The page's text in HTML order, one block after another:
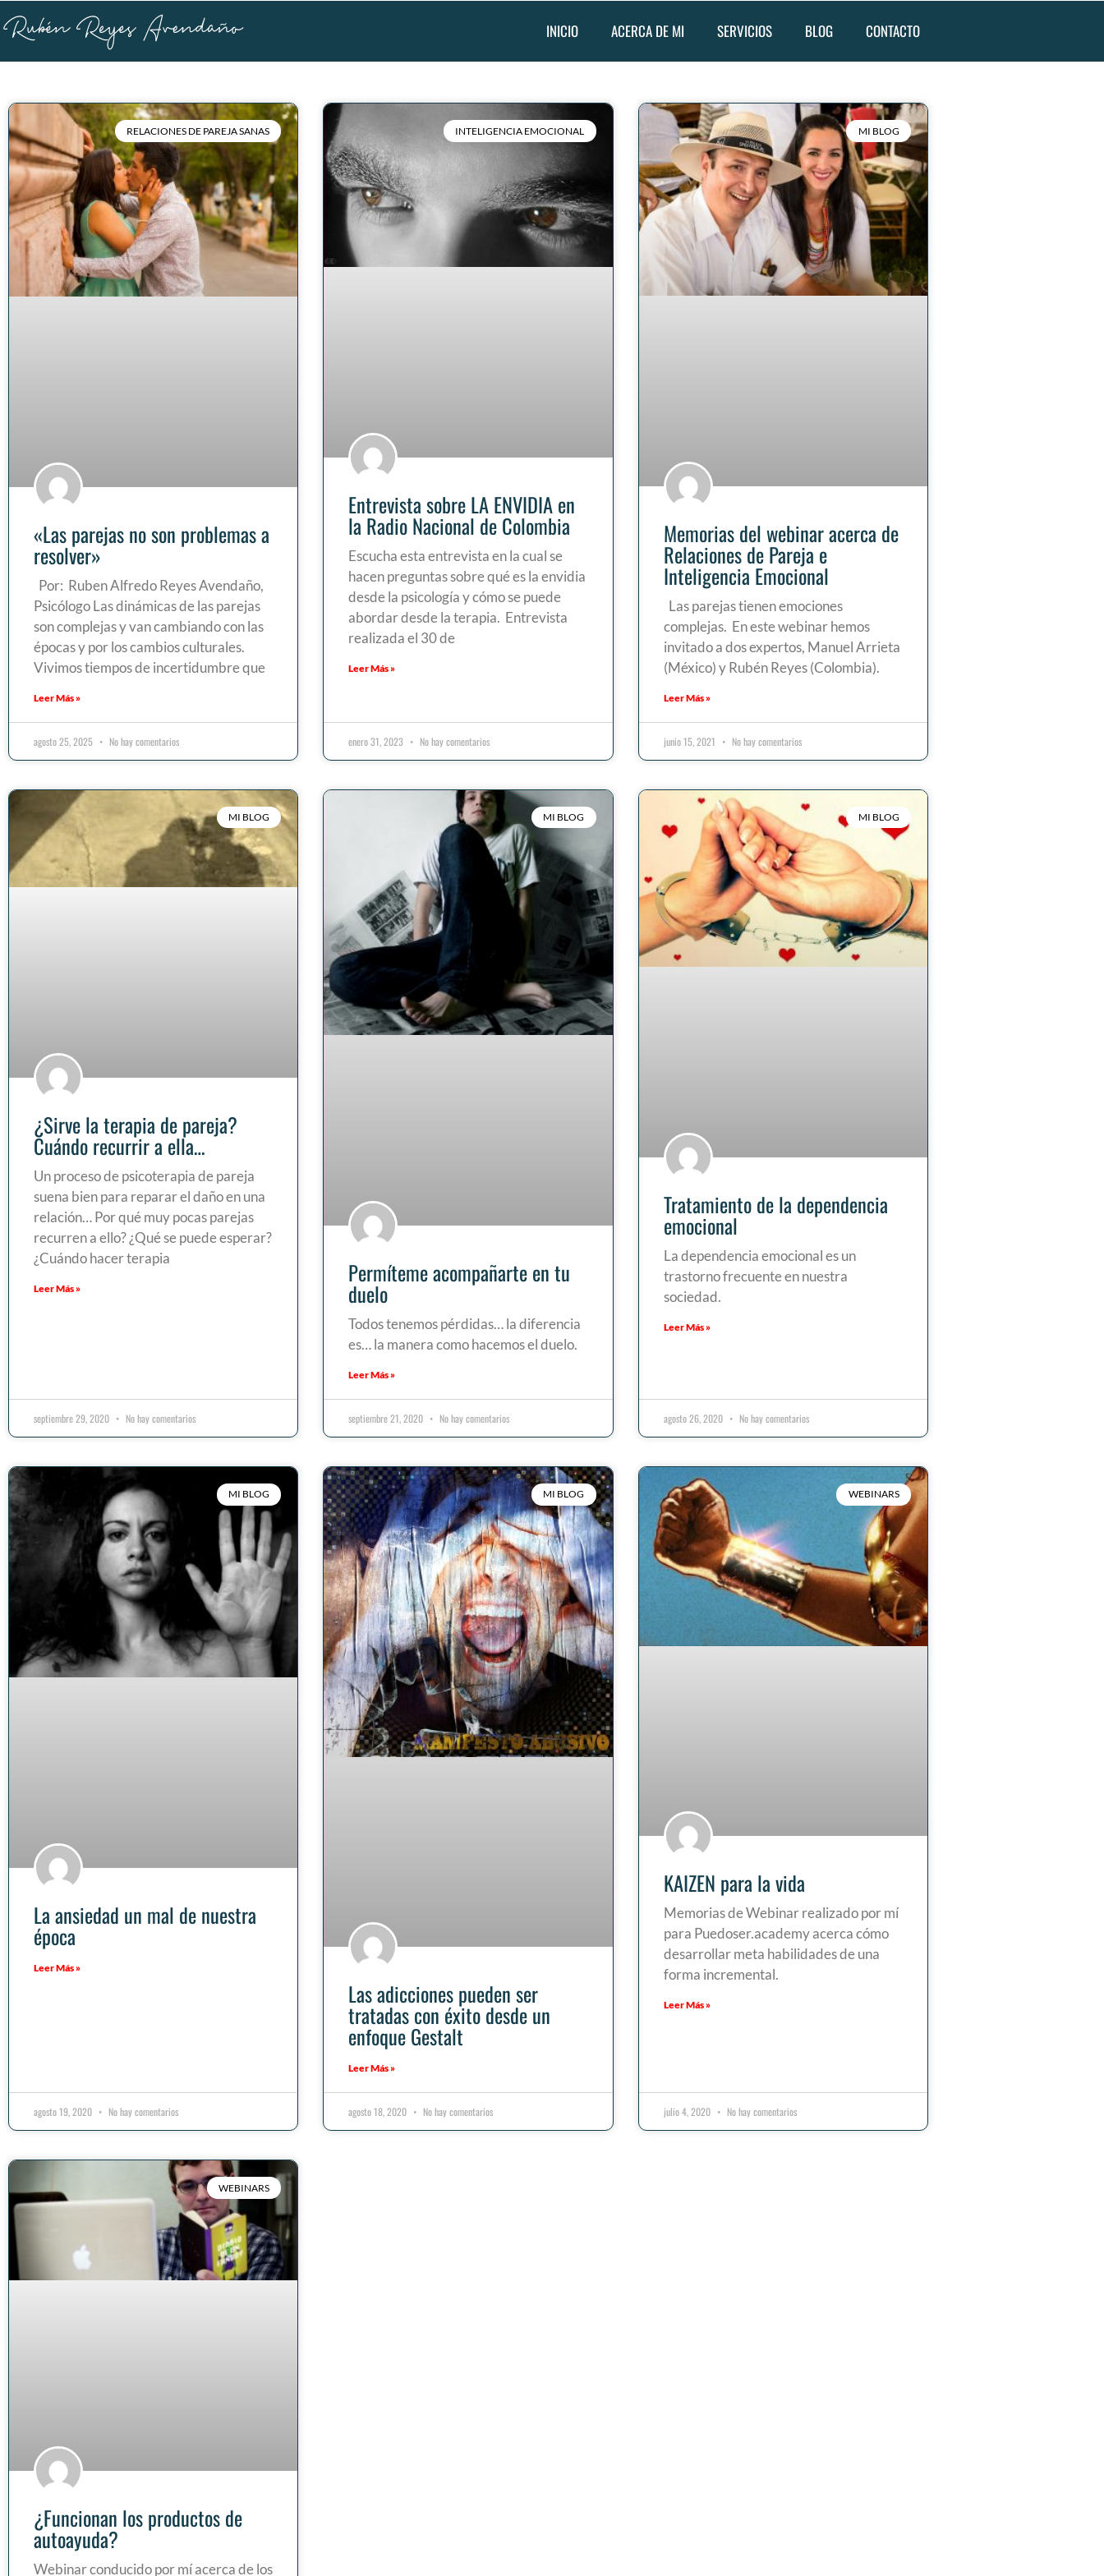
INICIO ACERCA DE MI SERVICIOS BLOG CONTACTO
RELACIONES DE PAREJA SANAS
«Las parejas no son problemas a
resolver»
Por: Ruben Alfredo Reyes Avendaño,
Psicólogo Las dinámicas de las parejas
son complejas y van cambiando con las
épocas y por los cambios culturales.
Vivimos tiempos de incertidumbre que
Leer Más »
agosto 25, 2025 No hay comentarios
INTELIGENCIA EMOCIONAL
Entrevista sobre LA ENVIDIA en
la Radio Nacional de Colombia
Escucha esta entrevista en la cual se
hacen preguntas sobre qué es la envidia
desde la psicología y cómo se puede
abordar desde la terapia. Entrevista
realizada el 30 de
Leer Más »
enero 31, 2023 No hay comentarios
MI BLOG
Memorias del webinar acerca de
Relaciones de Pareja e
Inteligencia Emocional
Las parejas tienen emociones
complejas. En este webinar hemos
invitado a dos expertos, Manuel Arrieta
(México) y Rubén Reyes (Colombia).
Leer Más »
junio 15, 2021 No hay comentarios
MI BLOG
¿Sirve la terapia de pareja?
Cuándo recurrir a ella…
Un proceso de psicoterapia de pareja
suena bien para reparar el daño en una
relación… Por qué muy pocas parejas
recurren a ello? ¿Qué se puede esperar?
¿Cuándo hacer terapia
Leer Más »
septiembre 29, 2020 No hay comentarios
MI BLOG
Permíteme acompañarte en tu
duelo
Todos tenemos pérdidas… la diferencia
es… la manera como hacemos el duelo.
Leer Más »
septiembre 21, 2020 No hay comentarios
MI BLOG
Tratamiento de la dependencia
emocional
La dependencia emocional es un
trastorno frecuente en nuestra
sociedad.
Leer Más »
agosto 26, 2020 No hay comentarios
MI BLOG
La ansiedad un mal de nuestra
época
Leer Más »
agosto 19, 2020 No hay comentarios
MI BLOG
Las adicciones pueden ser
tratadas con éxito desde un
enfoque Gestalt
Leer Más »
agosto 18, 2020 No hay comentarios
WEBINARS
KAIZEN para la vida
Memorias de Webinar realizado por mí
para Puedoser.academy acerca cómo
desarrollar meta habilidades de una
forma incremental.
Leer Más »
julio 4, 2020 No hay comentarios
WEBINARS
¿Funcionan los productos de
autoayuda?
Webinar conducido por mí acerca de los